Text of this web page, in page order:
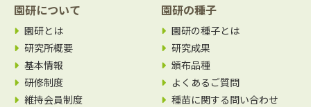
園研について
園研とは
研究所概要
基本情報
研修制度
維持会員制度
園研の種子
園研の種子とは
研究成果
頒布品種
よくあるご質問
種苗に関する問い合わせ